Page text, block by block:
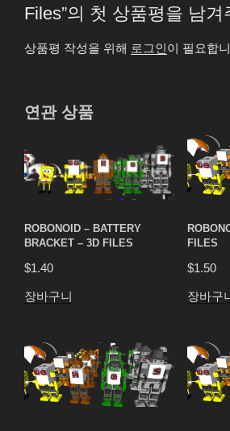
Files”의 첫 상품평을 남겨
상품평 작성을 위해 로그인이 필요합
연관 상품
ROBONOID – BATTERY
BRACKET – 3D FILES
$1.40
장바구니
FILES
$1.50
장바구